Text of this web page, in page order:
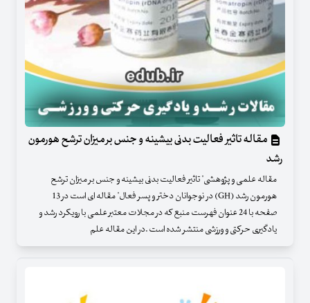
مقاله تاثیر فعالیت بدنی بیشینه و جنس بر میزان ترشح هورمون
رشد
مقاله علمی و پژوهشی" تاثیر فعالیت بدنی بیشینه و جنس بر میزان ترشح
هورمون رشد (GH) در نوجوانان دختر و پسر فعال" مقاله ای است در 13
صفحه با 24 عنوان فهرست منبع که در مجلات معتبر علمی با رویکرد رشد و
یادگیری حرکتی و ورزشی منتشر شده است .در این مقاله علم